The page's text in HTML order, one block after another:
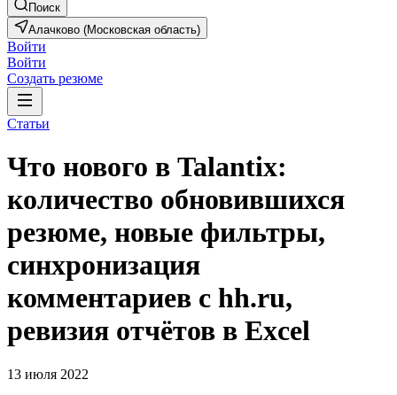
Поиск
Алачково (Московская область)
Войти
Войти
Создать резюме
Статьи
Что нового в Talantix:
количество обновившихся
резюме, новые фильтры,
синхронизация
комментариев с hh.ru,
ревизия отчётов в Excel
13 июля 2022